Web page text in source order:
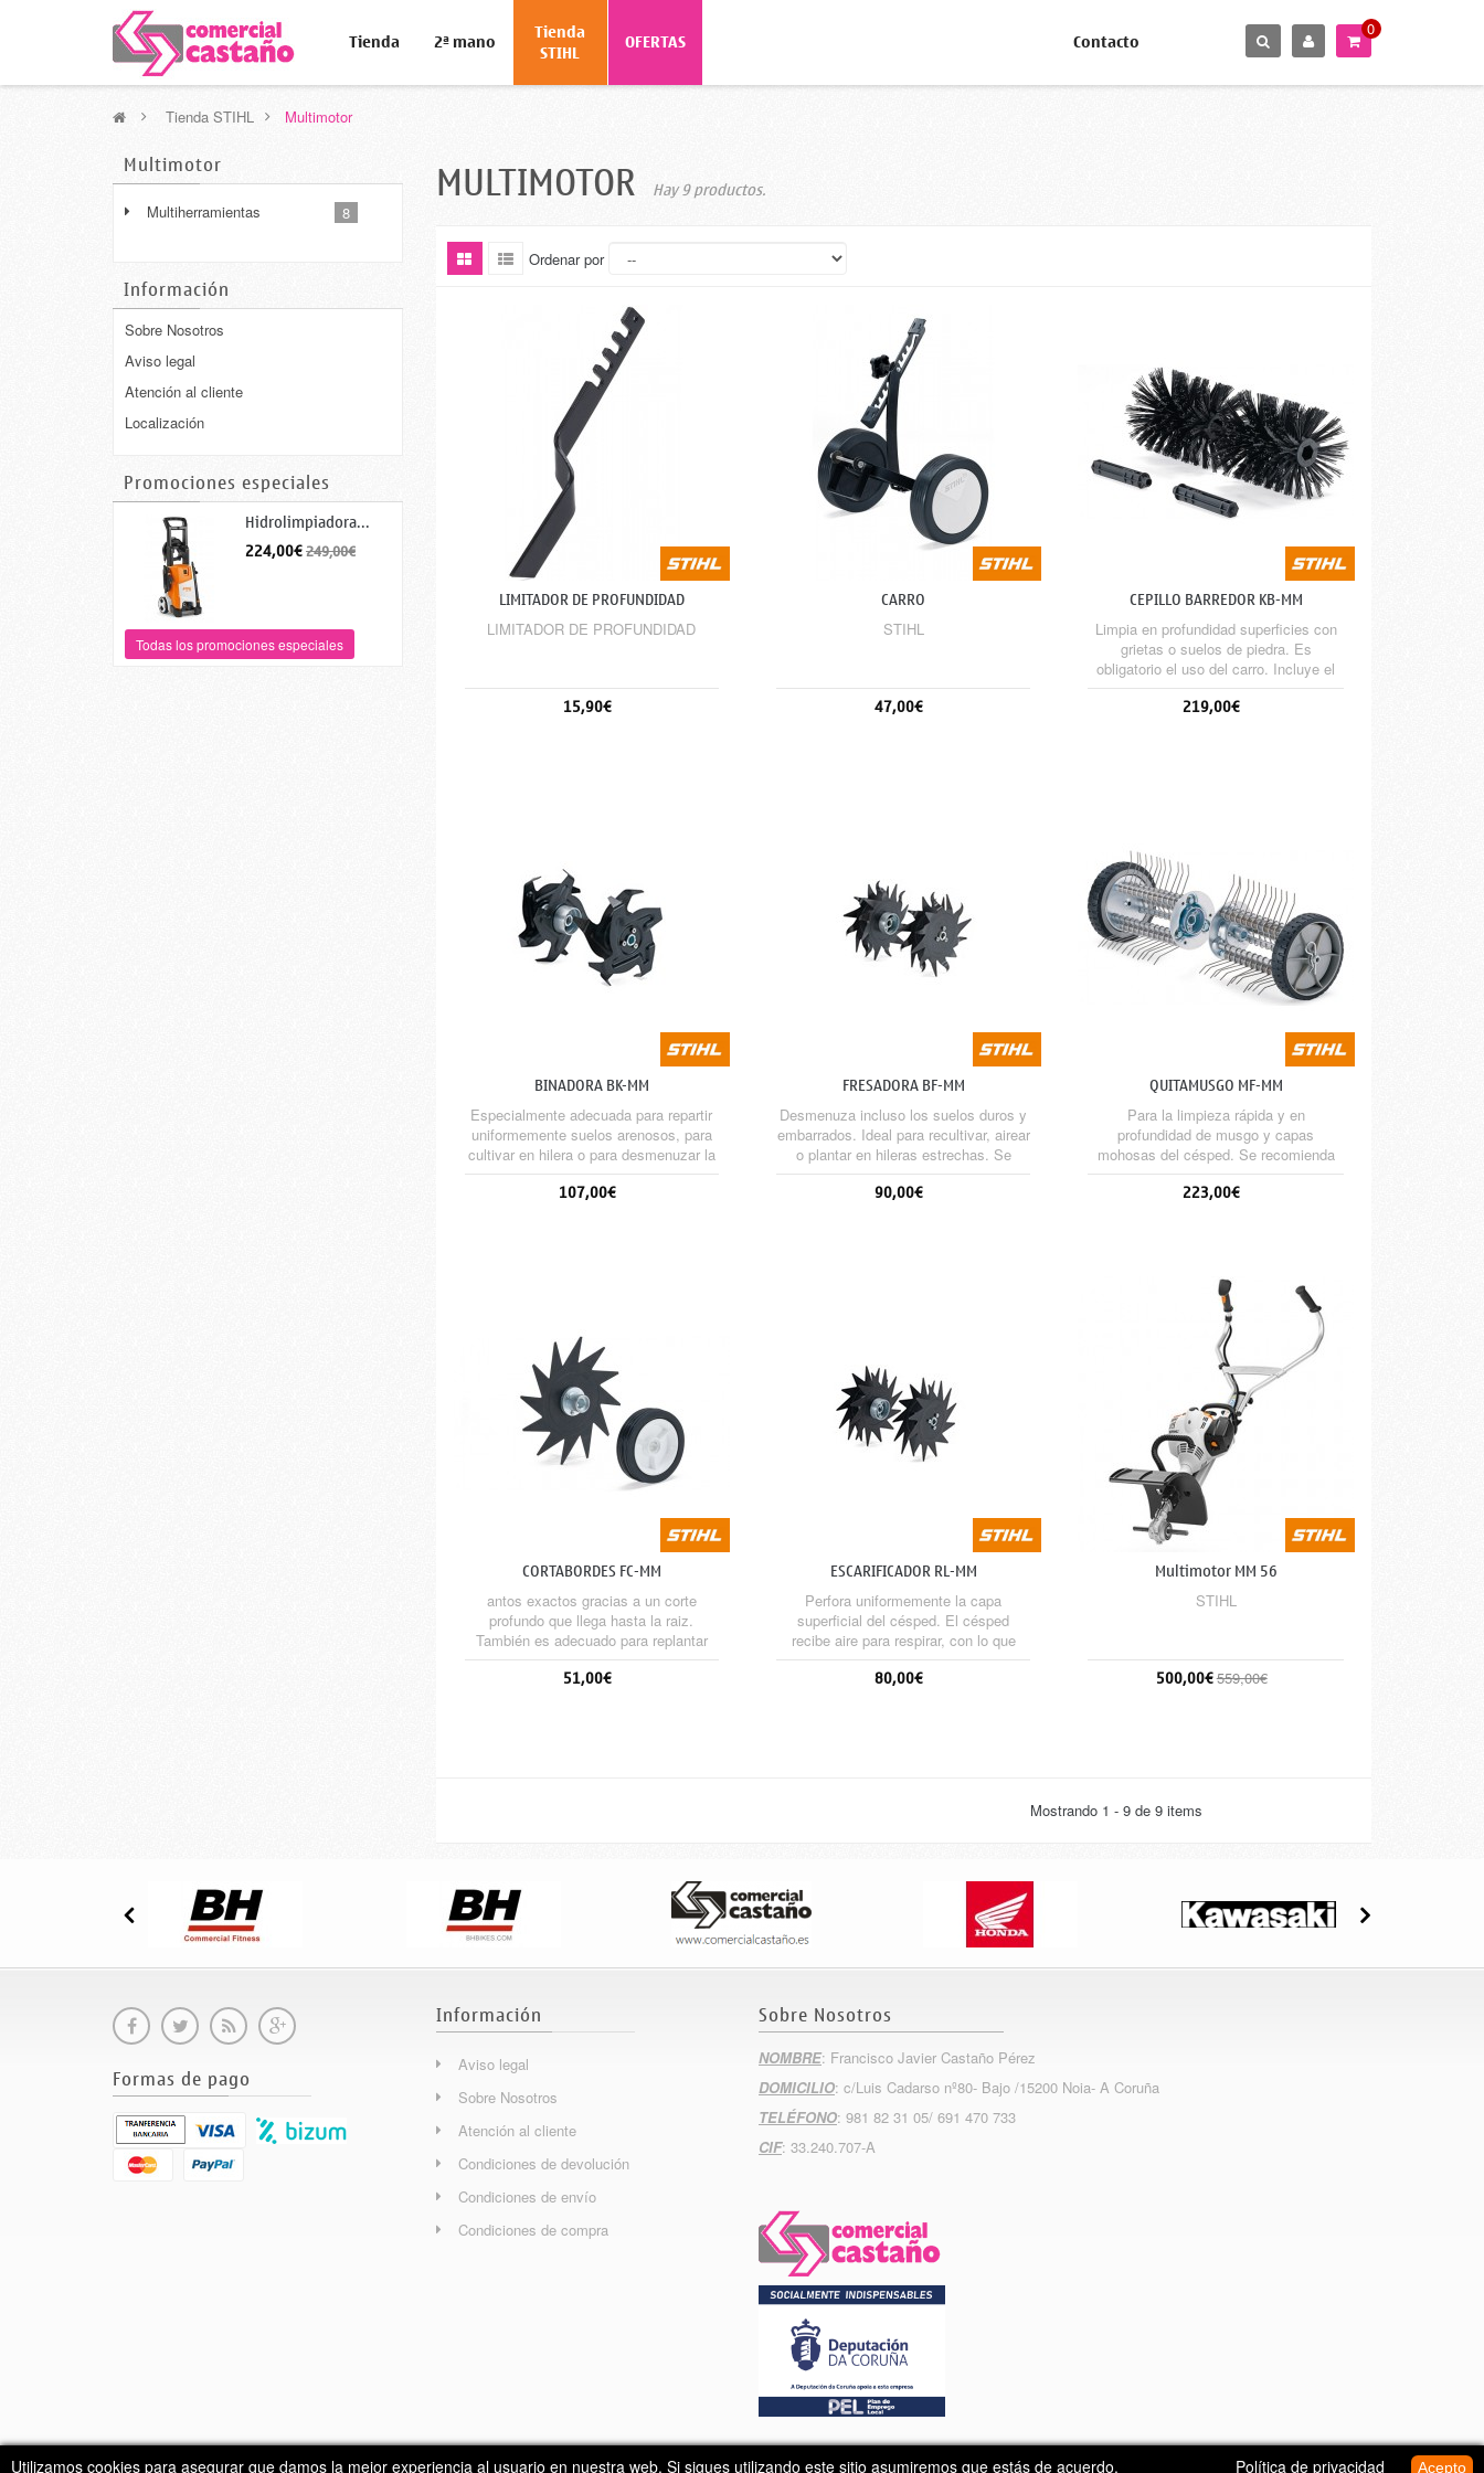
Tienda 2ª mano Tienda
STIHL OFERTAS Contacto
0
> Tienda STIHL > Multimotor
Multimotor
Multiherramientas 8
Información
Sobre Nosotros
Aviso legal
Atención al cliente
Localización
Promociones especiales
Hidrolimpiadora...
224,00€249,00€
Todas los promociones especiales
MULTIMOTOR Hay 9 productos.
Ordenar por
LIMITADOR DE PROFUNDIDAD
LIMITADOR DE PROFUNDIDAD
15,90€
CARRO
STIHL
47,00€
CEPILLO BARREDOR KB-MM
Limpia en profundidad superficies con
grietas o suelos de piedra. Es
obligatorio el uso del carro. Incluye el
protector.
219,00€
BINADORA BK-MM
Especialmente adecuada para repartir
uniformemente suelos arenosos, para
cultivar en hilera o para desmenuzar la
tierra, por ejemplo entre plantas
cultivadas. Se recomienda usar el
107,00€
FRESADORA BF-MM
Desmenuza incluso los suelos duros y
embarrados. Ideal para recultivar, airear
o plantar en hileras estrechas. Se
recomienda usar el carro.
90,00€
QUITAMUSGO MF-MM
Para la limpieza rápida y en
profundidad de musgo y capas
mohosas del césped. Se recomienda
usar el carro. Incluye el protector.
223,00€
CORTABORDES FC-MM
antos exactos gracias a un corte
profundo que llega hasta la raiz.
También es adecuado para replantar
césped. Se recomienda usar el carro.
51,00€
ESCARIFICADOR RL-MM
Perfora uniformemente la capa
superficial del césped. El césped
recibe aire para respirar, con lo que
mejora notablemente la penetración de
nutrientes y el crecimiento de las
80,00€
Multimotor MM 56
STIHL
500,00€559,00€
Mostrando 1 - 9 de 9 items
Formas de pago
Información
Aviso legal
Sobre Nosotros
Atención al cliente
Condiciones de devolución
Condiciones de envío
Condiciones de compra
Sobre Nosotros
NOMBRE: Francisco Javier Castaño Pérez
DOMICILIO: c/Luis Cadarso nº80- Bajo /15200 Noia- A Coruña
TELÉFONO: 981 82 31 05/ 691 470 733
CIF: 33.240.707-A
Copyright 2015InfoNova
Utilizamos cookies para asegurar que damos la mejor experiencia al usuario en nuestra web. Si sigues utilizando este sitio asumiremos que estás de acuerdo. Política de privacidad Acepto